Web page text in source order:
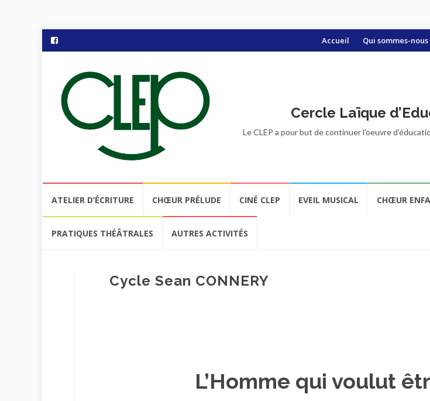
Aller
Accueil Qui sommes-nous
Cercle Laïque
Le CLEP a pour but de continuer l'oeuvre
contenu
ATELIER D’ÉCRITURE CHŒUR PRÉLUDE CINÉ CLEP EVEIL MUSICAL CHŒUR
PRATIQUES THÉÂTRALES AUTRES ACTIVITÉS
Cycle Sean CONNERY
L’Homme qui voulut